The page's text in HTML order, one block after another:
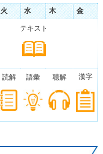
火 水 木
金
テキスト
読解 語彙 聴解 漢字